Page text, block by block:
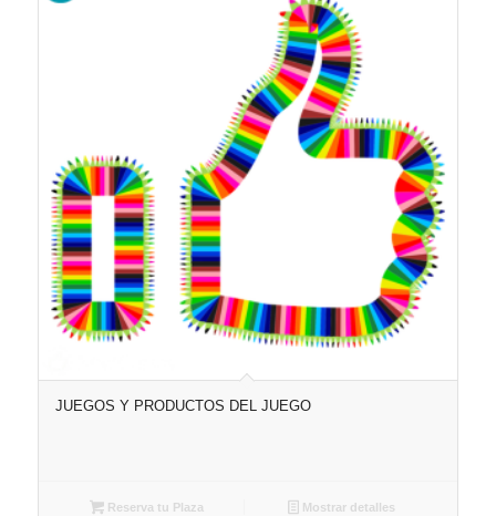
JUEGOS Y PRODUCTOS DEL JUEGO
Reserva tu Plaza Mostrar detalles